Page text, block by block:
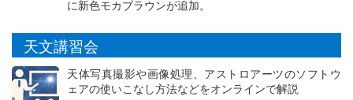
に新色モカブラウンが追加。
天文講習会
天体写真撮影や画像処理、アストロアーツのソフトウ
ェアの使いこなし方法などをオンラインで解説